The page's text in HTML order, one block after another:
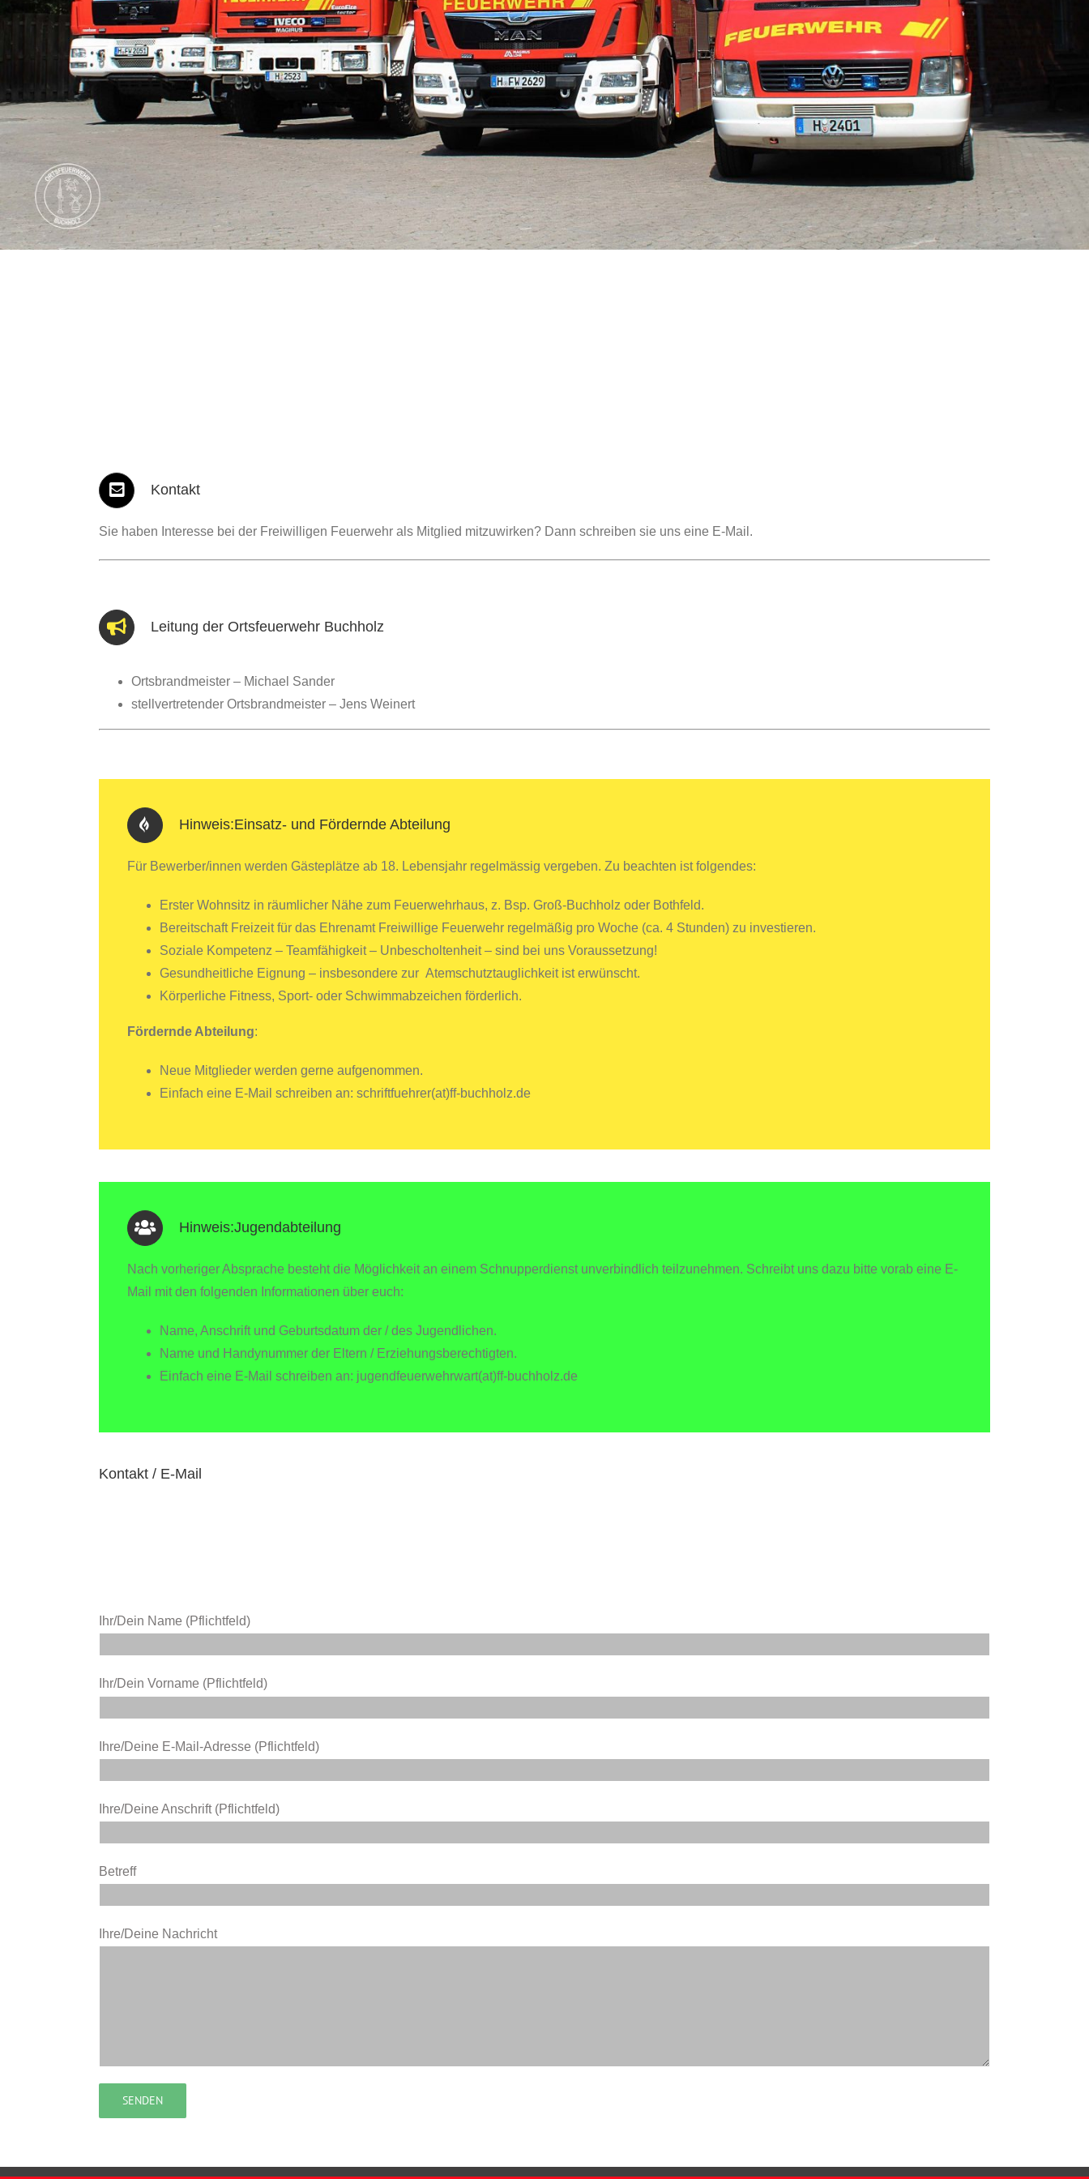
Kontakt
Sie haben Interesse bei der Freiwilligen Feuerwehr als Mitglied mitzuwirken? Dann schreiben sie uns eine E-Mail.
Leitung der Ortsfeuerwehr Buchholz
Ortsbrandmeister – Michael Sander
stellvertretender Ortsbrandmeister – Jens Weinert
Hinweis:Einsatz- und Fördernde Abteilung
Für Bewerber/innen werden Gästeplätze ab 18. Lebensjahr regelmässig vergeben. Zu beachten ist folgendes:
Erster Wohnsitz in räumlicher Nähe zum Feuerwehrhaus, z. Bsp. Groß-Buchholz oder Bothfeld.
Bereitschaft Freizeit für das Ehrenamt Freiwillige Feuerwehr regelmäßig pro Woche (ca. 4 Stunden) zu investieren.
Soziale Kompetenz – Teamfähigkeit – Unbescholtenheit – sind bei uns Voraussetzung!
Gesundheitliche Eignung – insbesondere zur Atemschutztauglichkeit ist erwünscht.
Körperliche Fitness, Sport- oder Schwimmabzeichen förderlich.
Fördernde Abteilung:
Neue Mitglieder werden gerne aufgenommen.
Einfach eine E-Mail schreiben an: schriftfuehrer(at)ff-buchholz.de
Hinweis:Jugendabteilung
Nach vorheriger Absprache besteht die Möglichkeit an einem Schnupperdienst unverbindlich teilzunehmen. Schreibt uns dazu bitte vorab eine E-
Mail mit den folgenden Informationen über euch:
Name, Anschrift und Geburtsdatum der / des Jugendlichen.
Name und Handynummer der Eltern / Erziehungsberechtigten.
Einfach eine E-Mail schreiben an: jugendfeuerwehrwart(at)ff-buchholz.de
Kontakt / E-Mail
Ihr/Dein Name (Pflichtfeld)
Ihr/Dein Vorname (Pflichtfeld)
Ihre/Deine E-Mail-Adresse (Pflichtfeld)
Ihre/Deine Anschrift (Pflichtfeld)
Betreff
Ihre/Deine Nachricht